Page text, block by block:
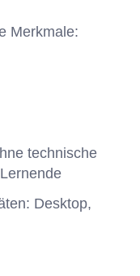
Merkmale:
technische
Desktop,